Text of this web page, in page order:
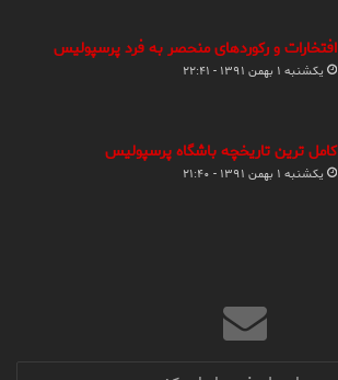
افتخارات و رکوردهای منحصر به فرد پرسپولیس
یکشنبه ۱ بهمن ۱۳۹۱ - ۲۲:۴۱
کامل ترین تاریخچه باشگاه پرسپولیس
یکشنبه ۱ بهمن ۱۳۹۱ - ۲۱:۴۰